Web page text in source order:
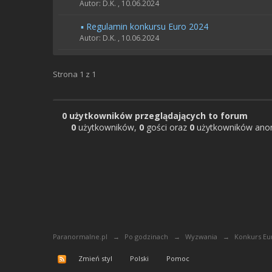
Autor: D.K. , 10.06.2024
▪️ Regulamin konkursu Euro 2024
Autor: D.K. , 10.06.2024
Strona 1 z 1
0 użytkowników przeglądających to forum
0 użytkowników, 0 gości oraz 0 użytkowników
Paranormalne.pl → Po godzinach → Wyzwania → Konkurs
Zmień styl Polski Pomoc